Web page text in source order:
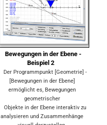
Bewegungen in der Ebene -
Beispiel 2
Der Programmpunkt [Geometrie] -
[Bewegungen in der Ebene]
ermöglicht es, Bewegungen
geometrischer
Objekte in der Ebene interaktiv zu
analysieren und Zusammenhänge